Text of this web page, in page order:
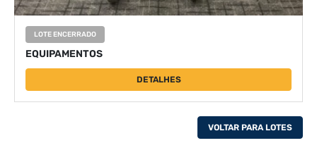
LOTE ENCERRADO
EQUIPAMENTOS
DETALHES
VOLTAR PARA LOTES